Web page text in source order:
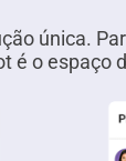
única.
o